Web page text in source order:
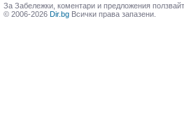
За Забележки, коментари и предложения
© 2006-2026 Dir.bg Всички права запазени.